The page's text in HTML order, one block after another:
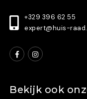
+329 396 62 55
expert@huis-
Bekijk ook